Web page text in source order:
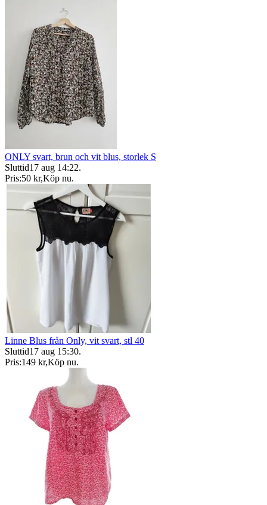
ONLY svart, brun och vit blus, storlek S
Sluttid17 aug 14:22.
Pris:50 kr,Köp nu.
Linne Blus från Only, vit svart, stl 40
Sluttid17 aug 15:30.
Pris:149 kr,Köp nu.